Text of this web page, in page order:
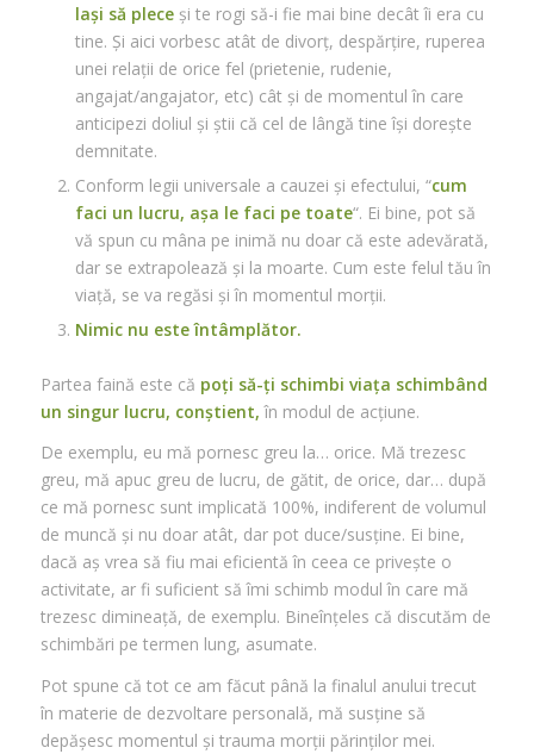
lași să pleceși te rogi să-i fie mai bine decât îi era cu
tine. Și aici vorbesc atât de divorț, despărțire, ruperea
unei relații de orice fel (prietenie, rudenie,
angajat/angajator, etc) cât și de momentul în care
anticipezi doliul și știi că cel de lângă tine își dorește
demnitate.
Conform legii universale a cauzei și efectului, “cum
faci un lucru, așa le faci pe toate“. Ei bine, pot să
vă spun cu mâna pe inimă nu doar că este adevărată,
dar se extrapolează și la moarte. Cum este felul tău în
viață, se va regăsi și în momentul morții.
Nimic nu este întâmplător.
Partea faină este că poți să-ți schimbi viața schimbând
un singur lucru, conștient, în modul de acțiune.
De exemplu, eu mă pornesc greu la… orice. Mă trezesc
greu, mă apuc greu de lucru, de gătit, de orice, dar… după
ce mă pornesc sunt implicată 100%, indiferent de volumul
de muncă și nu doar atât, dar pot duce/susține. Ei bine,
dacă aș vrea să fiu mai eficientă în ceea ce privește o
activitate, ar fi suficient să îmi schimb modul în care mă
trezesc dimineață, de exemplu. Bineînțeles că discutăm de
schimbări pe termen lung, asumate.
Pot spune că tot ce am făcut până la finalul anului trecut
în materie de dezvoltare personală, mă susține să
depășesc momentul și trauma morții părinților mei.